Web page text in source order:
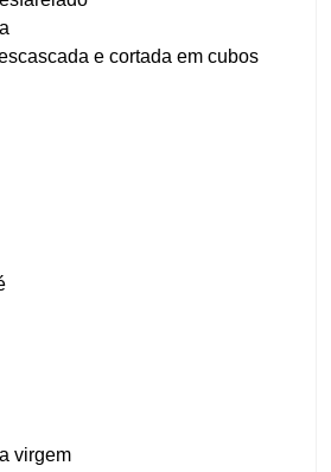
e cortada em cubos
virgem